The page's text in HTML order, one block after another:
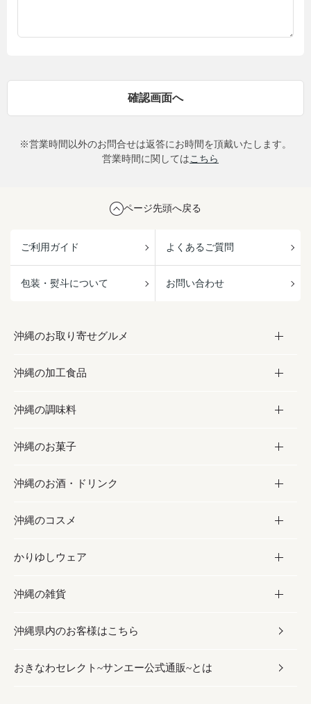
※営業時間以外のお問合せは返答にお時間を頂戴いたします。
営業時間に関してはこちら
ページ先頭へ戻る
ご利用ガイド よくあるご質問
包装・熨斗について お問い合わせ
沖縄のお取り寄せグルメ
お取り寄せグルメ
フルーツ・野菜
お肉
海産物
沖縄の加工食品
加工食品
缶詰／パウチ
沖縄料理
沖縄そば／乾麺
レトルト食品
乾物／粉類
沖縄の調味料
調味料
砂糖／黒砂糖
塩
お酢／ドレッシング
しょうゆ
みそ
だし／スパイス／島唐辛子
沖縄のお菓子
お菓子
黒糖
ちんすこう
伝統菓子
スナック
おつまみ
沖縄のお酒・ドリンク
お酒・ドリンク
泡盛
ビール・チューハイ
ワイン・ウィスキー・カクテル
ドリンク
沖縄のコスメ
コスメ
スキンケア
ボディケア
ヘアケア
かりゆしウェア
かりゆしウェア
メンズ
レディース
沖縄の雑貨
雑貨
沖縄ファッション
沖縄県内のお客様はこちら
おきなわセレクト~サンエー公式通販~とは